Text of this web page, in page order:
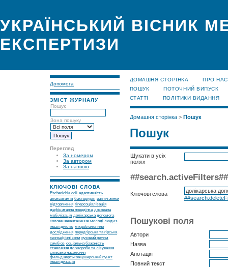
УКРАЇНСЬКИЙ ВІСНИК
ЕКСПЕРТИЗИ
Допомога
ЗМІСТ ЖУРНАЛУ
Пошук
Зона пошуку
Перегляд
За номером
За автором
За назвою
КЛЮЧОВІ СЛОВА
Escherichia coli адаптивність
алекситимія бактеріурія вагітні жінки
відторгнення гіперсоціалізація
дефіцитарна поведінка дозована
мобілізація долікарська допомога
колове навантаження молоді люди з
інвалідністю мікробіологічне
дослідження передгірська та гірська
географічні зони руховий режим
симбіоз соціальна бажаність
ставлення до хвороби та лікування
сільське населення
фельдшерськоакушерський пункт
інвалідизація
ДОМАШНЯ СТОРІНКА
ПРО НАС
ПОШУК
ПОТОЧНИЙ ВИПУСК
СТАТТІ
ПОЛІТИКИ ВИДАННЯ
Домашня сторінка> Пошук
Пошук
Шукати в усіх
полях
##search.activeFilters##
Ключові слова
Пошукові поля
Автори
Назва
Анотація
Повний текст